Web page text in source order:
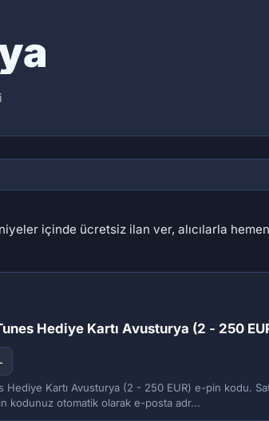
içinde ücretsiz ilan ver, alıcılarla
Hediye Kartı Avusturya (2 - 250
Hediye Kartı Avusturya (2 - 250 EUR) e-pin kodu.
kodunuz otomatik olarak e-posta adr...